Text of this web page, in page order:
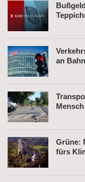
an
Grüne:
fürs